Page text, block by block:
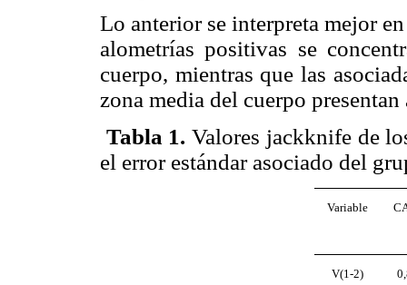
Lo anterior se interpreta mejor
alometrías positivas se
cuerpo, mientras que las
zona media del cuerpo
Tabla 1. Valores jackknife de
el error estándar asociado del
Variable
V(1-2)